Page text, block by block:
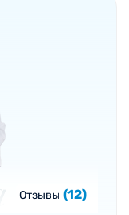
Отзывы (12)